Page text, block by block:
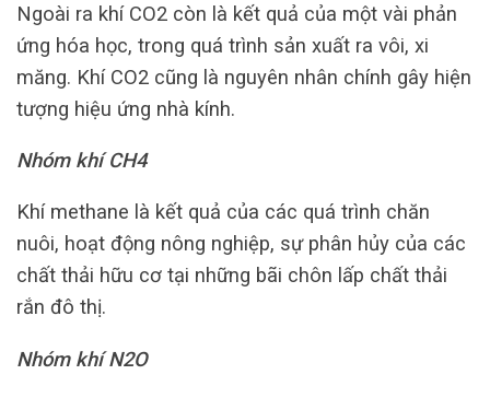
Ngoài ra khí CO2 còn là kết quả của một vài phản
ứng hóa học, trong quá trình sản xuất ra vôi, xi
măng. Khí CO2 cũng là nguyên nhân chính gây hiện
tượng hiệu ứng nhà kính.
Nhóm khí CH4
Khí methane là kết quả của các quá trình chăn
nuôi, hoạt động nông nghiệp, sự phân hủy của các
chất thải hữu cơ tại những bãi chôn lấp chất thải
rắn đô thị.
Nhóm khí N2O